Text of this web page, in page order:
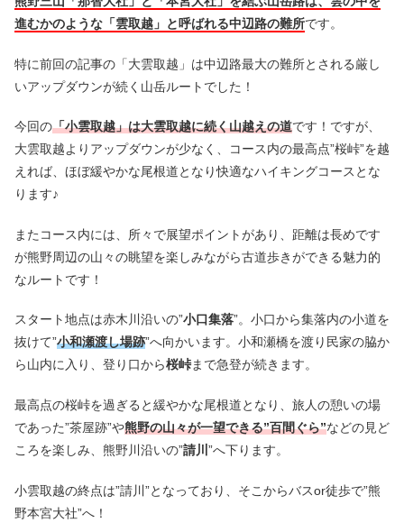
進むかのような「雲取越」と呼ばれる中辺路の難所です。
特に前回の記事の「大雲取越」は中辺路最大の難所とされる厳し
いアップダウンが続く山岳ルートでした！
今回の「小雲取越」は大雲取越に続く山越えの道です！ですが、
大雲取越よりアップダウンが少なく、コース内の最高点”桜峠”を越
えれば、ほぼ緩やかな尾根道となり快適なハイキングコースとな
ります♪
またコース内には、所々で展望ポイントがあり、距離は長めです
が熊野周辺の山々の眺望を楽しみながら古道歩きができる魅力的
なルートです！
スタート地点は赤木川沿いの”小口集落”。小口から集落内の小道を
抜けて”小和瀬渡し場跡”へ向かいます。小和瀬橋を渡り民家の脇か
ら山内に入り、登り口から桜峠まで急登が続きます。
最高点の桜峠を過ぎると緩やかな尾根道となり、旅人の憩いの場
であった”茶屋跡”や熊野の山々が一望できる”百間ぐら”などの見ど
ころを楽しみ、熊野川沿いの”請川 ”へ下ります。
小雲取越の終点は”請川”となっており、そこからバスor徒歩で”熊
野本宮大社”へ！